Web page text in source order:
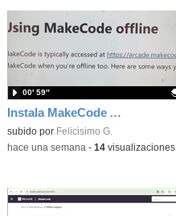
Instala MakeCode Arcade para trabajar offline en tu tablet, ordenador, Chromebook
Contenido educativo.
subido por Felicisimo G.
00′ 59″
-hace una semana - 14visualizaciones